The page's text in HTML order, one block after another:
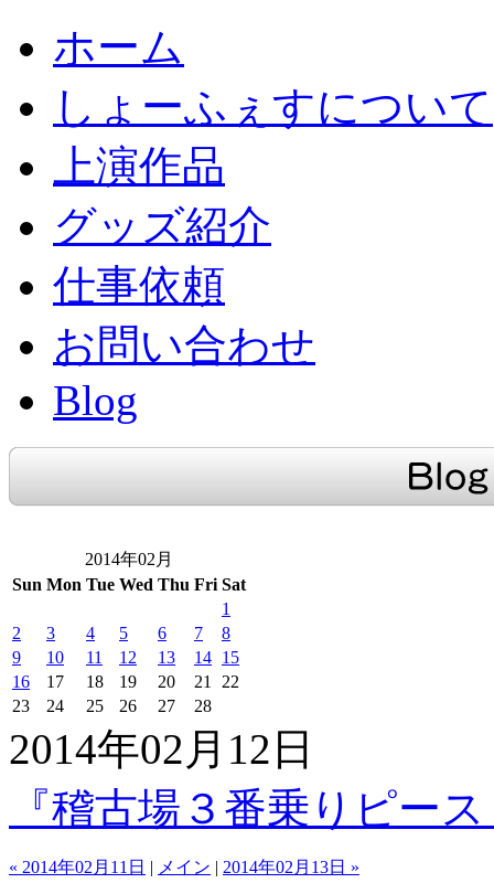
ホーム
しょーふぇすについて
上演作品
グッズ紹介
仕事依頼
お問い合わせ
Blog
2014年02月
Sun Mon Tue Wed Thu Fri Sat
1
2
3 4 5 6 7
8
9
10 11 12 13 14 15
16
17 18 19 20 21
22
23
24 25 26 27 28
2014年02月12日
『稽古場３番乗りピー
« 2014年02月11日 | メイン | 2014年02月13日 »